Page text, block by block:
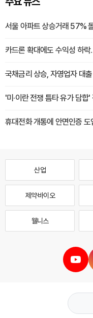
서울 아파트 상승거래 57%
카드론 확대에도 수익성 하
국채금리 상승, 자영업자 대
'미·이란 전쟁 틈타 유가 담
휴대전화 개통에 안면인증
산업
제약·바이오
웰니스